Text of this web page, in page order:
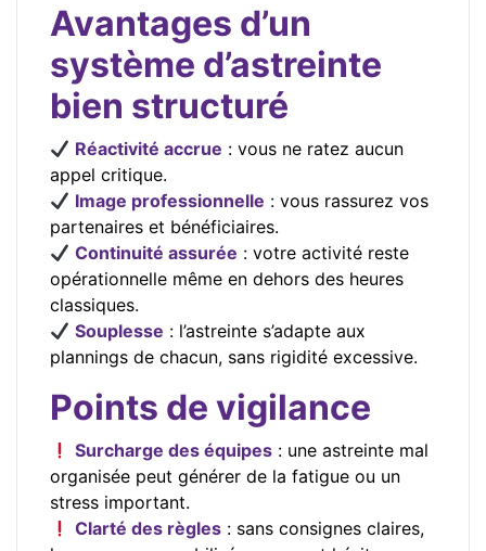
Avantages d’un
système d’astreinte
bien structuré
Réactivité accrue : vous ne ratez aucun
appel critique.
Image professionnelle : vous rassurez vos
partenaires et bénéficiaires.
Continuité assurée : votre activité reste
opérationnelle même en dehors des heures
classiques.
Souplesse : l’astreinte s’adapte aux
plannings de chacun, sans rigidité excessive.
Points de vigilance
Surcharge des équipes : une astreinte mal
organisée peut générer de la fatigue ou un
stress important.
Clarté des règles : sans consignes claires,